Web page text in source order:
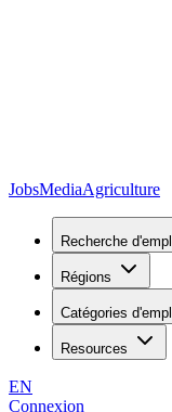
JobsMediaAgriculture
Recherche
Régions
Catégories
Resources
EN
Connexion